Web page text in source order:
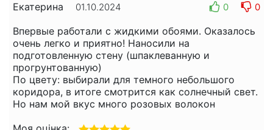
Екатерина 01.10.2024 0 0
Впервые работали с жидкими обоями. Оказалось
очень легко и приятно! Наносили на
подготовленную стену (шпаклеванную и
прогрунтованную)
По цвету: выбирали для темного небольшого
коридора, в итоге смотрится как солнечный свет.
Но нам мой вкус много розовых волокон